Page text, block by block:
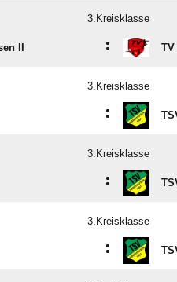
3.Kreisklasse
II : TV
3.Kreisklasse
:
3.Kreisklasse
:
3.Kreisklasse
: